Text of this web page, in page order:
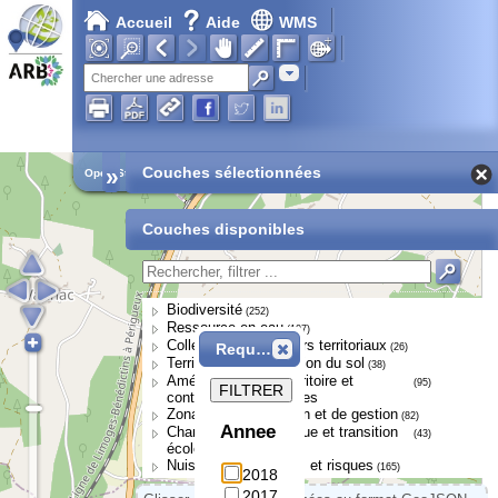
Accueil Aide WMS
Adresse
Open Street Map
» Couches sélectionnées
Couches disponibles
Biodiversité (252)
Ressource en eau (107)
Collectivités et acteurs territoriaux (26)
Territoires et occupation du sol (38)
Aménagement du territoire et
continuités écologiques
(95)
Zonages de protection et de gestion (82)
Changement climatique et transition
écologique
(43)
Nuisances, pressions et risques (165)
Requête
Annee
2018
FILTRER